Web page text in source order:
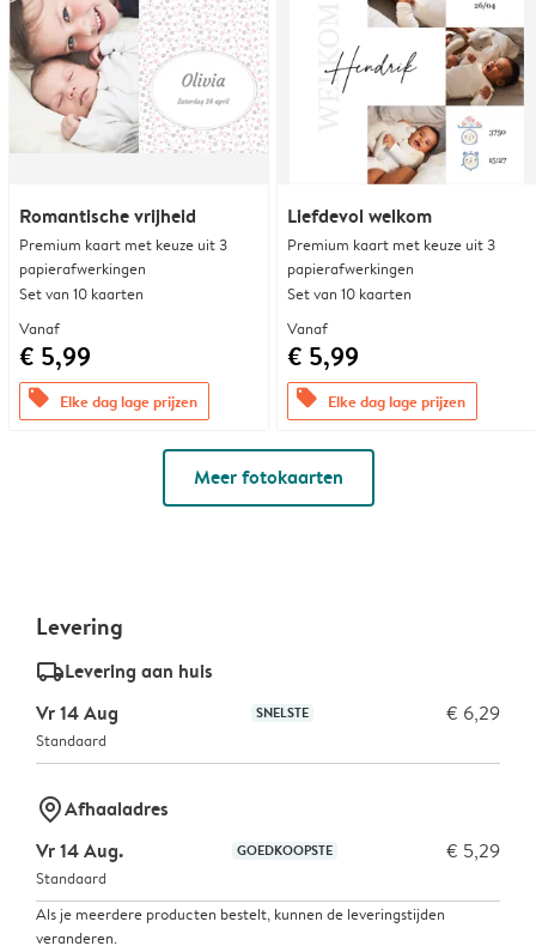
Romantische vrijheid
Premium kaart met keuze uit 3
papierafwerkingen
Set van 10 kaarten
Vanaf
€ 5,99
offers Elke dag lage prijzen
Liefdevol welkom
Premium kaart met keuze uit 3
papierafwerkingen
Set van 10 kaarten
Vanaf
€ 5,99
offers Elke dag lage prijzen
Meer fotokaarten
Levering
delivery_standard_v2Levering aan huis
Vr 14 Aug
SNELSTE € 6,29
Standaard
marker-pinAfhaaladres
Vr 14 Aug.
GOEDKOOPSTE € 5,29
Standaard
Als je meerdere producten bestelt, kunnen de leveringstijden
veranderen.